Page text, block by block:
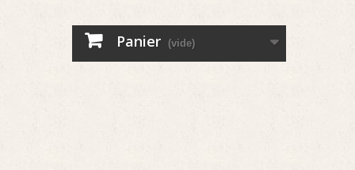
Panier (vide)